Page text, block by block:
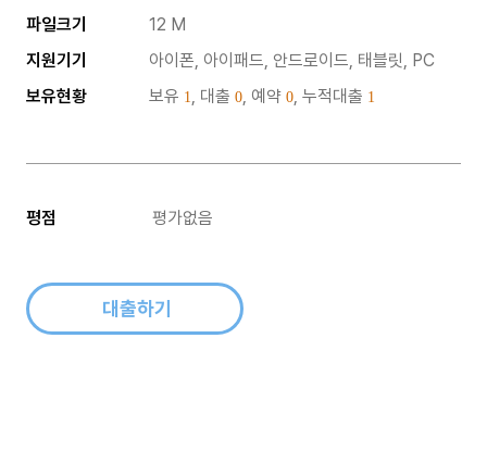
파일크기
12 M
지원기기
아이폰, 아이패드, 안드로이드, 태블릿, PC
보유현황
보유 1 , 대출 0 , 예약 0 , 누적대출 1
평점 평가없음
대출하기